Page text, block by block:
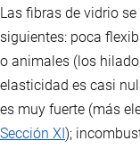
Las fibras de vidrio
siguientes: poca
o animales (los
elasticidad es casi
es muy fuerte (más
Sección XI );